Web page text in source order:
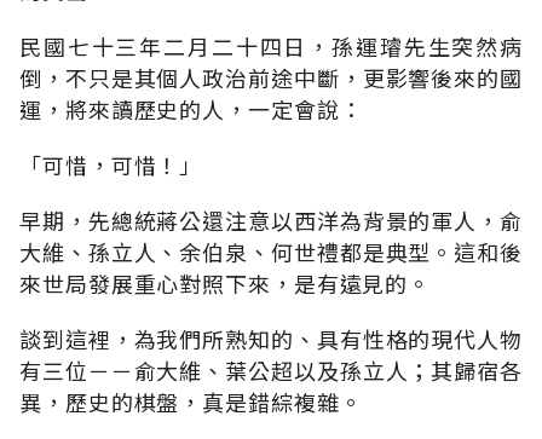
民國七十三年二月二十四日，孫運璿先生突然病
倒，不只是其個人政治前途中斷，更影響後來的國
運，將來讀歷史的人，一定會說：
「可惜，可惜！」
早期，先總統蔣公還注意以西洋為背景的軍人，俞
大維、孫立人、余伯泉、何世禮都是典型。這和後
來世局發展重心對照下來，是有遠見的。
談到這裡，為我們所熟知的、具有性格的現代人物
有三位－－俞大維、葉公超以及孫立人；其歸宿各
異，歷史的棋盤，真是錯綜複雜。